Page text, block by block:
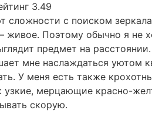
3.49
сложности с поиском
живое. Поэтому обычно я не
предмет на
мне наслаждаться уютом
У меня есть также
узкие, мерцающие красно-
скорую.